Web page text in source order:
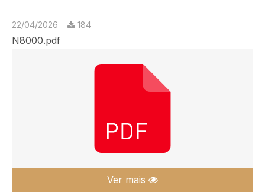
22/04/2026 184
N8000.pdf
Ver mais